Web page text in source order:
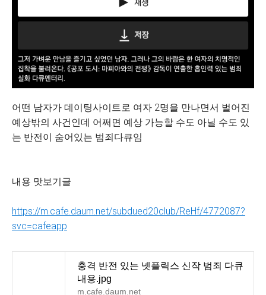
어떤 남자가 데이팅사이트로 여자 2명을 만나면서 벌어진
예상밖의 사건인데 어쩌면 예상 가능할 수도 아닐 수도 있
는 반전이 숨어있는 범죄다큐임
내용 맛보기글
https://m.cafe.daum.net/subdued20club/ReHf/4772087?
svc=cafeapp
충격 반전 있는 넷플릭스 신작 범죄 다큐
내용.jpg
m.cafe.daum.net